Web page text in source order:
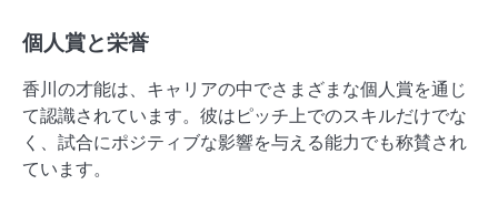
個人賞と栄誉
香川の才能は、キャリアの中でさまざまな個人賞を通じ
て認識されています。彼はピッチ上でのスキルだけでな
く、試合にポジティブな影響を与える能力でも称賛され
ています。